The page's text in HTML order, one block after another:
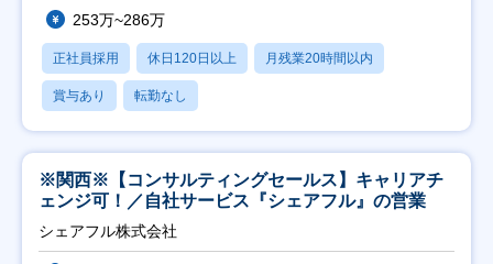
253万~286万
正社員採用 休日120日以上 月残業20時間以内
賞与あり 転勤なし
※関西※【コンサルティングセールス】キャリアチ
ェンジ可！／自社サービス『シェアフル』の営業
シェアフル株式会社